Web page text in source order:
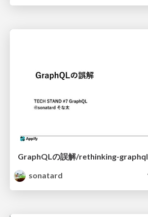
GraphQLの誤解/rethinking-graphql
sonatard